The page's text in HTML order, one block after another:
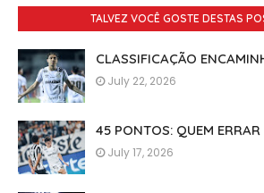
TALVEZ VOCÊ GOSTE DESTAS
CLASSIFICAÇÃO
July 22, 2026
45 PONTOS: QUEM
July 17, 2026